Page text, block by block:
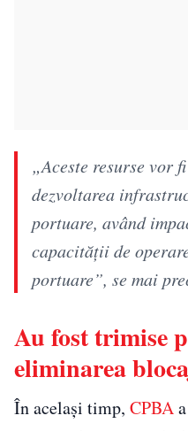
„Aceste resurse vor
dezvoltarea
portuare, având
capacităţii de
portuare”, se mai
Au fost trimise
eliminarea
În același timp, CPBA